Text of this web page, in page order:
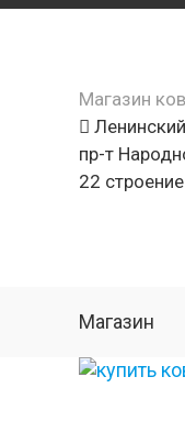
Магазин
пр-т
22
Магазин